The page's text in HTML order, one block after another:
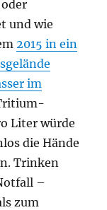
und wie
2015 in ein
im
Liter würde
die Hände
Trinken
–
zum